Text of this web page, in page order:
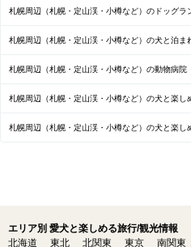
札幌周辺（札幌・定山渓・小樽など）のドッグラ
札幌周辺（札幌・定山渓・小樽など）の犬と泊ま
札幌周辺（札幌・定山渓・小樽など）の動物病院
札幌周辺（札幌・定山渓・小樽など）の犬と楽し
札幌周辺（札幌・定山渓・小樽など）の犬と楽し
エリア別 愛犬と楽しめる旅行/観光情報
北海道
東北 北関東 東京 南関東